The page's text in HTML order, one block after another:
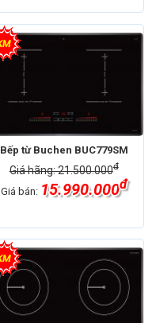
Bếp từ Buchen BUC779SM
Giá hãng: 21.500.000đ
Giá bán: 15.990.000đ